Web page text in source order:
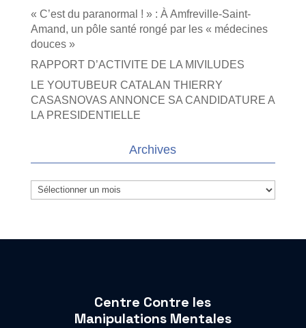
« C’est du paranormal ! » : À Amfreville-Saint-
Amand, un pôle santé rongé par les « médecines
douces »
RAPPORT D’ACTIVITE DE LA MIVILUDES
LE YOUTUBEUR CATALAN THIERRY
CASASNOVAS ANNONCE SA CANDIDATURE A
LA PRESIDENTIELLE
Archives
Archives
Centre Contre les
Manipulations Mentales